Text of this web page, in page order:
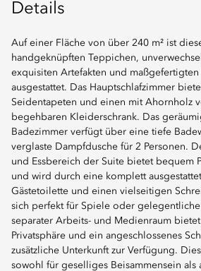
Details
Auf einer Fläche von über 240 m² ist
handgeknüpften Teppichen,
exquisiten Artefakten und
ausgestattet. Das Hauptschlafzimmer
Seidentapeten und einen mit Ahornholz
begehbaren Kleiderschrank. Das
Badezimmer verfügt über eine tiefe
verglaste Dampfdusche für 2 Personen.
und Essbereich der Suite bietet bequem
und wird durch eine komplett
Gästetoilette und einen vielseitigen
sich perfekt für Spiele oder
separater Arbeits- und Medienraum bietet
Privatsphäre und ein angeschlossenes
zusätzliche Unterkunft zur Verfügung.
sowohl für geselliges Beisammensein als